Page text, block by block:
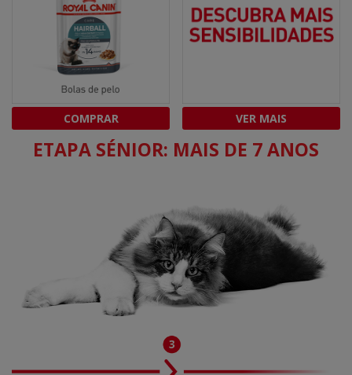
COMPRAR VER MAIS
ETAPA SÉNIOR: MAIS DE 7 ANOS